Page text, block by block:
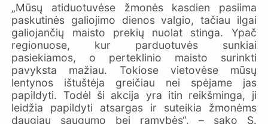
„Mūsų atiduotuvėse žmonės kasdien pasiima
paskutinės galiojimo dienos valgio, tačiau ilgai
galiojančių maisto prekių nuolat stinga. Ypač
regionuose, kur parduotuvės sunkiai
pasiekiamos, o perteklinio maisto surinkti
pavyksta mažiau. Tokiose vietovėse mūsų
lentynos ištuštėja greičiau nei spėjame jas
papildyti. Todėl ši akcija yra itin reikšminga, ji
leidžia papildyti atsargas ir suteikia žmonėms
daugiau saugumo bei ramybės“, – sako S.